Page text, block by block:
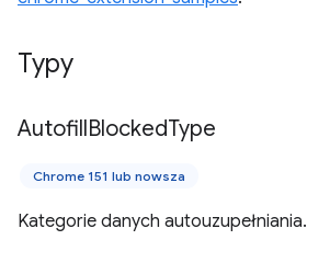
Typy
AutofillBlockedType
Chrome 151 lub nowsza
Kategorie danych autouzupełniania.